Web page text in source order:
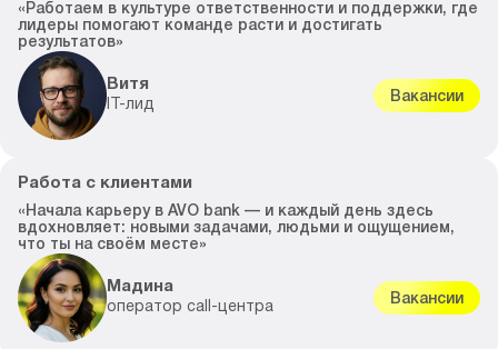
«Работаем в культуре ответственности и поддержки, где
лидеры помогают команде расти и достигать
результатов»
Витя
IT-лид
Вакансии
Работа с клиентами
«Начала карьеру в AVO bank — и каждый день здесь
вдохновляет: новыми задачами, людьми и ощущением,
что ты на своём месте»
Мадина
оператор call-центра
Вакансии